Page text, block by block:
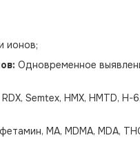
ионов;
Одновременное
Semtex, HMX, HMTD, H-
MA, MDMA, MDA,